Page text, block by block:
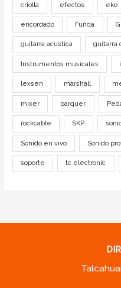
criolla efectos eko
encordado Funda
guitarra acustica guitarra
Instrumentos musicales
lexsen marshall
mixer parquer
rockcable SKP
Sonido en vivo Sonido
soporte tc electronic